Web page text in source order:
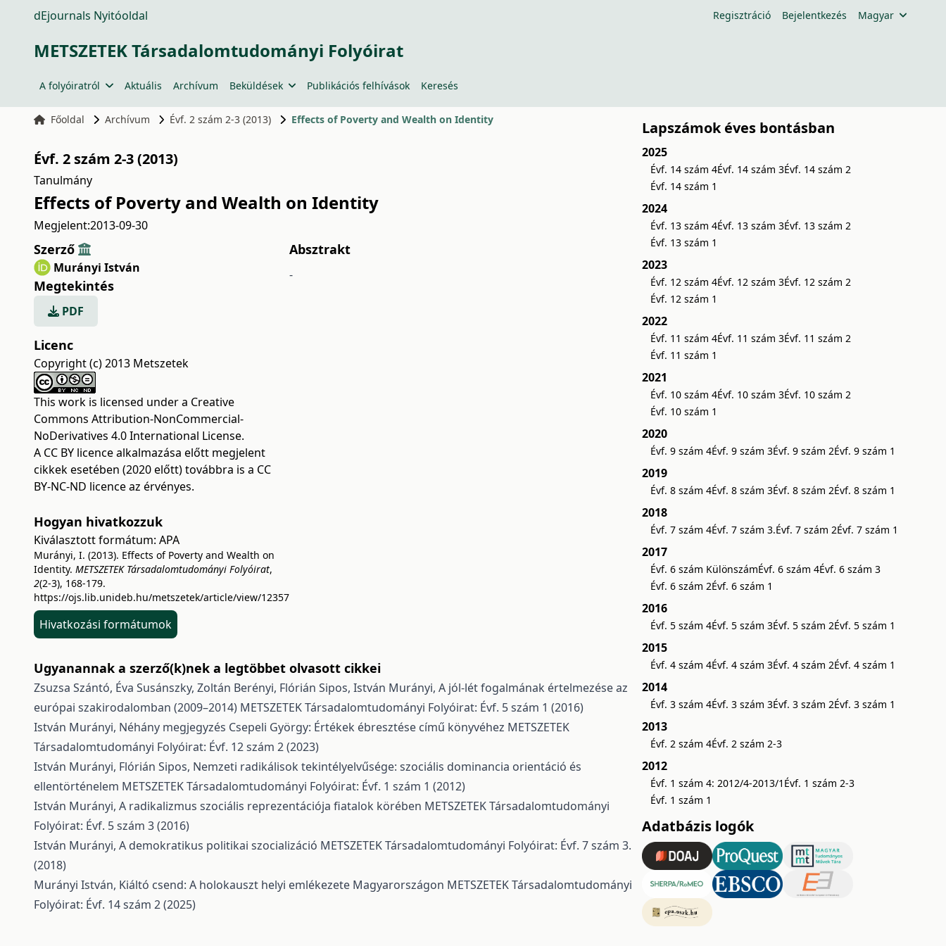
dEjournals Nyitóoldal Regisztráció Bejelentkezés Magyar
METSZETEK Társadalomtudományi Folyóirat
A folyóiratról Aktuális Archívum Beküldések Publikációs felhívások Keresés
Főoldal Archívum Évf. 2 szám 2-3 (2013) Effects of Poverty and Wealth on Identity
Évf. 2 szám 2-3 (2013)
Tanulmány
Effects of Poverty and Wealth on Identity
Megjelent:2013-09-30
Szerző
Murányi István
Megtekintés
PDF
Licenc
Copyright (c) 2013 Metszetek
This work is licensed under a Creative
Commons Attribution-NonCommercial-
NoDerivatives 4.0 International License.
A CC BY licence alkalmazása előtt megjelent
cikkek esetében (2020 előtt) továbbra is a CC
BY-NC-ND licence az érvényes.
Hogyan hivatkozzuk
Kiválasztott formátum: APA
Murányi, I. (2013). Effects of Poverty and Wealth on
Identity. METSZETEK Társadalomtudományi Folyóirat,
2(2-3), 168-179.
https://ojs.lib.unideb.hu/metszetek/article/view/12357
Hivatkozási formátumok
Absztrakt
-
Ugyanannak a szerző(k)nek a legtöbbet olvasott cikkei
Zsuzsa Szántó, Éva Susánszky, Zoltán Berényi, Flórián Sipos, István Murányi, A jól-lét fogalmának értelmezése az
európai szakirodalomban (2009–2014) METSZETEK Társadalomtudományi Folyóirat: Évf. 5 szám 1 (2016)
István Murányi, Néhány megjegyzés Csepeli György: Értékek ébresztése című könyvéhez METSZETEK
Társadalomtudományi Folyóirat: Évf. 12 szám 2 (2023)
István Murányi, Flórián Sipos, Nemzeti radikálisok tekintélyelvűsége: szociális dominancia orientáció és
ellentörténelem METSZETEK Társadalomtudományi Folyóirat: Évf. 1 szám 1 (2012)
István Murányi, A radikalizmus szociális reprezentációja fiatalok körében METSZETEK Társadalomtudományi
Folyóirat: Évf. 5 szám 3 (2016)
István Murányi, A demokratikus politikai szocializáció METSZETEK Társadalomtudományi Folyóirat: Évf. 7 szám 3.
(2018)
Murányi István, Kiáltó csend: A holokauszt helyi emlékezete Magyarországon METSZETEK Társadalomtudományi
Folyóirat: Évf. 14 szám 2 (2025)
Lapszámok éves bontásban
2025
Évf. 14 szám 4Évf. 14 szám 3Évf. 14 szám 2
Évf. 14 szám 1
2024
Évf. 13 szám 4Évf. 13 szám 3Évf. 13 szám 2
Évf. 13 szám 1
2023
Évf. 12 szám 4Évf. 12 szám 3Évf. 12 szám 2
Évf. 12 szám 1
2022
Évf. 11 szám 4Évf. 11 szám 3Évf. 11 szám 2
Évf. 11 szám 1
2021
Évf. 10 szám 4Évf. 10 szám 3Évf. 10 szám 2
Évf. 10 szám 1
2020
Évf. 9 szám 4Évf. 9 szám 3Évf. 9 szám 2Évf. 9 szám 1
2019
Évf. 8 szám 4Évf. 8 szám 3Évf. 8 szám 2Évf. 8 szám 1
2018
Évf. 7 szám 4Évf. 7 szám 3.Évf. 7 szám 2Évf. 7 szám 1
2017
Évf. 6 szám KülönszámÉvf. 6 szám 4Évf. 6 szám 3
Évf. 6 szám 2Évf. 6 szám 1
2016
Évf. 5 szám 4Évf. 5 szám 3Évf. 5 szám 2Évf. 5 szám 1
2015
Évf. 4 szám 4Évf. 4 szám 3Évf. 4 szám 2Évf. 4 szám 1
2014
Évf. 3 szám 4Évf. 3 szám 3Évf. 3 szám 2Évf. 3 szám 1
2013
Évf. 2 szám 4Évf. 2 szám 2-3
2012
Évf. 1 szám 4: 2012/4-2013/1 Évf. 1 szám 2-3
Évf. 1 szám 1
Adatbázis logók